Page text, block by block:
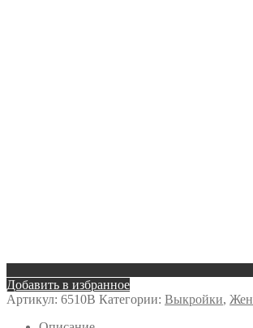
Добавить в избранное
Артикул: 6510B Категории: Выкройки,